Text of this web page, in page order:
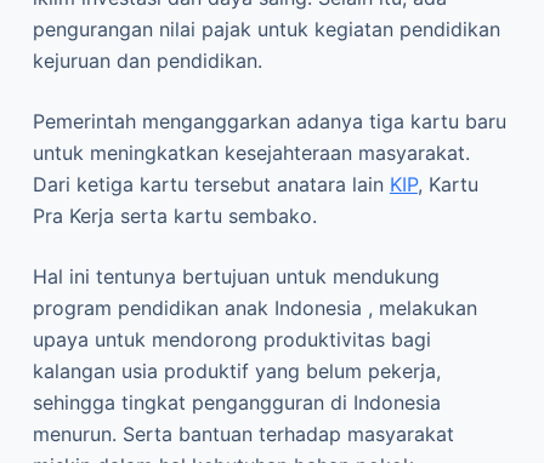
pengurangan nilai pajak untuk kegiatan pendidikan
kejuruan dan pendidikan.
Pemerintah menganggarkan adanya tiga kartu baru
untuk meningkatkan kesejahteraan masyarakat.
Dari ketiga kartu tersebut anatara lain KIP, Kartu
Pra Kerja serta kartu sembako.
Hal ini tentunya bertujuan untuk mendukung
program pendidikan anak Indonesia , melakukan
upaya untuk mendorong produktivitas bagi
kalangan usia produktif yang belum pekerja,
sehingga tingkat pengangguran di Indonesia
menurun. Serta bantuan terhadap masyarakat